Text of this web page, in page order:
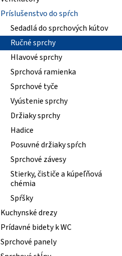
Príslušenstvo do spŕch
Sedadlá do sprchových kútov
Ručné sprchy
Hlavové sprchy
Sprchová ramienka
Sprchové tyče
Vyústenie sprchy
Držiaky sprchy
Hadice
Posuvné držiaky spŕch
Sprchové závesy
Stierky, čističe a kúpeľňová
chémia
Spŕšky
Kuchynské drezy
Prídavné bidety k WC
Sprchové panely